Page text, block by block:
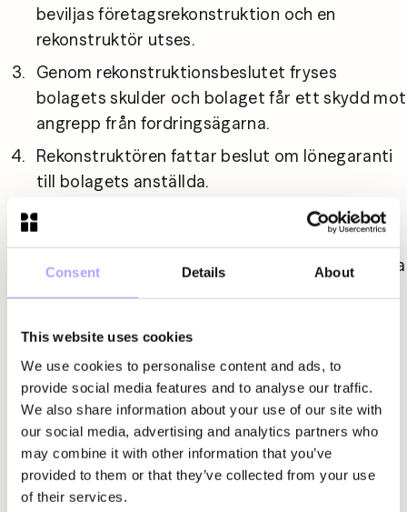
Consent Details About
This website uses cookies
We use cookies to personalise content and ads, to
provide social media features and to analyse our traffic.
We also share information about your use of our site with
our social media, advertising and analytics partners who
may combine it with other information that you’ve
provided to them or that they’ve collected from your use
of their services.
beviljas företagsrekonstruktion och en
rekonstruktör utses.
Genom rekonstruktionsbeslutet fryses
bolagets skulder och bolaget får ett skydd mot
angrepp från fordringsägarna.
Rekonstruktören fattar beslut om lönegaranti
till bolagets anställda.
Rekonstruktören informerar bolagets
fordringsägare om rekonstruktionen, om
bolagets ekonomiska ställning och de tilltänkta
tingsrätten.
Rekonstruktionen pågår och
verksamhetsförändringar påbörjas.
Var tredje månad omprövar tingsrätten om
rekonstruktionen skall tillåtas fortsätta eller
inte.